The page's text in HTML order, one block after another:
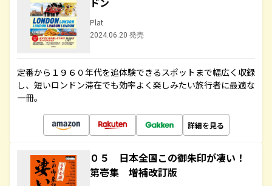
Plat
2024.06.20 発売
定番から１９６０年代を追体験できるスポットまで幅広く収録
し、短いロンドン滞在でも効率よく楽しみたい旅行者に最適な
一冊。
詳細を見る
０５ 日本全国この御朱印が凄い！
第壱集 増補改訂版